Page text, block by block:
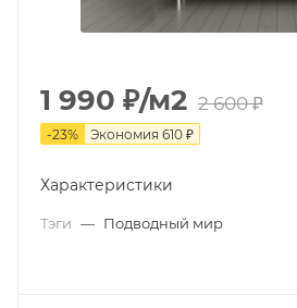
1 990 ₽/м2 2 600₽
-23% Экономия 610 ₽
Характеристики
Тэги — Подводный мир